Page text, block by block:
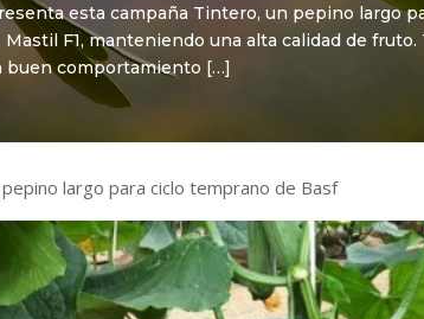
esta campaña Tintero, un pepino largo
F1, manteniendo una alta calidad de
buen comportamiento […]
largo para ciclo temprano de Basf